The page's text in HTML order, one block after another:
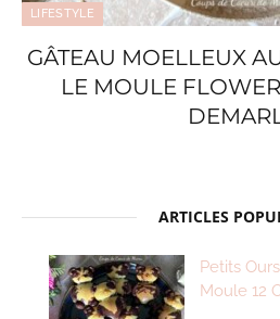
LIFESTYLE
GÂTEAU MOELLEUX
LE MOULE
ARTICLES
Petits
Moule 12